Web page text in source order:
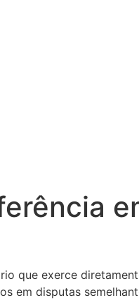
que exerce
em disputas